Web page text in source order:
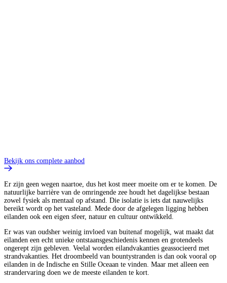
Bekijk ons complete aanbod
Er zijn geen wegen naartoe, dus het kost meer moeite om er te komen. De
natuurlijke barrière van de omringende zee houdt het dagelijkse bestaan
zowel fysiek als mentaal op afstand. Die isolatie is iets dat nauwelijks
bereikt wordt op het vasteland. Mede door de afgelegen ligging hebben
eilanden ook een eigen sfeer, natuur en cultuur ontwikkeld.
Er was van oudsher weinig invloed van buitenaf mogelijk, wat maakt dat
eilanden een echt unieke ontstaansgeschiedenis kennen en grotendeels
ongerept zijn gebleven. Veelal worden eilandvakanties geassocieerd met
strandvakanties. Het droombeeld van bountystranden is dan ook vooral op
eilanden in de Indische en Stille Oceaan te vinden. Maar met alleen een
strandervaring doen we de meeste eilanden te kort.